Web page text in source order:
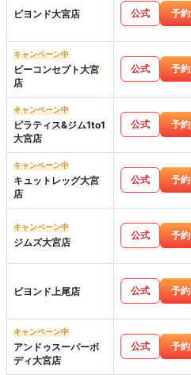
ビヨンド大宮店 公式 予約
キャンペーン中
ビーコンセプト大宮
店
公式 予約
キャンペーン中
ピラティス&ジム1to1
大宮店
公式 予約
キャンペーン中
キュットレッグ大宮
店
公式 予約
キャンペーン中
ジムズ大宮店
公式 予約
ビヨンド上尾店 公式 予約
キャンペーン中
アンドゥスーパーボ
ディ大宮店
公式 予約